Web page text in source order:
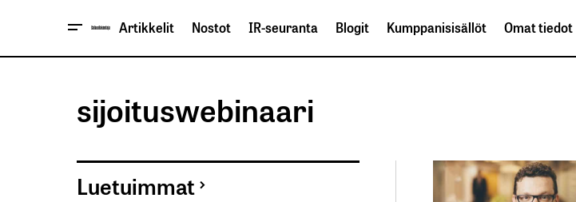
Artikkelit Nostot IR-seuranta Blogit Kumppanisisällöt Omat tiedot
sijoituswebinaari
Luetuimmat